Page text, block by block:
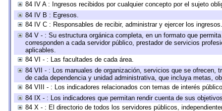
84 IV A : Ingresos recibidos por cualquier concepto por el sujeto
84 IV B : Egresos.
84 IV C : Responsables de recibir, administrar y ejercer los ingresos.
84 V - : Su estructura orgánica completa, en un formato que
corresponden a cada servidor público, prestador de servicios
aplicables.
84 VI - : Las facultades de cada área.
84 VII - : Los manuales de organización, servicios que se
de cada dependencia y unidad administrativa, que incluya metas,
84 VIII - : Los indicadores relacionados con temas de interés
84 IX - : Los indicadores que permitan rendir cuenta de sus
84 X - : El directorio de todos los servidores públicos,